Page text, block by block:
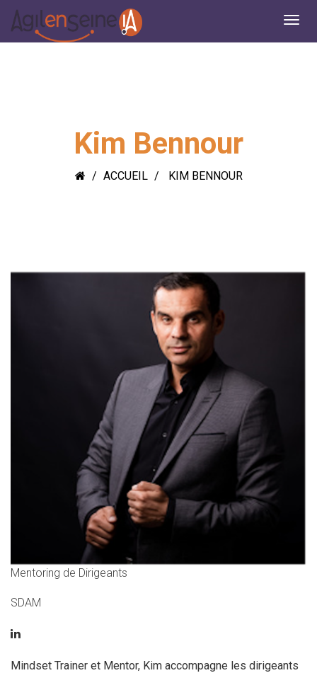
Kim Bennour
ACCUEIL KIM BENNOUR
Mentoring de Dirigeants
SDAM
Mindset Trainer et Mentor, Kim accompagne les dirigeants